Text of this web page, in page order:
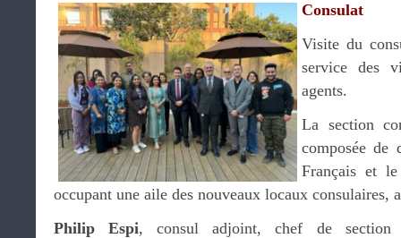
Consulat
Visite du
service des
agents.
La section
composée de
Français et
occupant une aile des nouveaux locaux consulaires,
Philip Espi, consul adjoint, chef de section